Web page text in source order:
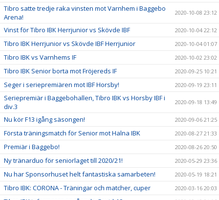
Tibro satte tredje raka vinsten mot Varnhem i Baggebo
Arena!
2020-10-08 23:12
Vinst för Tibro IBK Herrjunior vs Skövde IBF 2020-10-04 22:12
Tibro IBK Herrjunior vs Skövde IBF Herrjunior 2020-10-04 01:07
Tibro IBK vs Varnhems IF 2020-10-02 23:02
Tibro IBK Senior borta mot Fröjereds IF 2020-09-25 10:21
Seger i seriepremiären mot IBF Horsby! 2020-09-19 23:11
Seriepremiär i Baggebohallen, Tibro IBK vs Horsby IBF i
div.3
2020-09-18 13:49
Nu kör F13 igång säsongen! 2020-09-06 21:25
Första träningsmatch för Senior mot Halna IBK 2020-08-27 21:33
Premiär i Baggebo! 2020-08-26 20:50
Ny tränarduo för seniorlaget till 2020/21! 2020-05-29 23:36
Nu har Sponsorhuset helt fantastiska samarbeten! 2020-05-19 18:21
Tibro IBK: CORONA - Träningar och matcher, cuper 2020-03-16 20:03